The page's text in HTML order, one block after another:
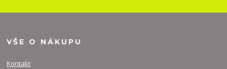
VŠE O NÁKUPU
Kontakt